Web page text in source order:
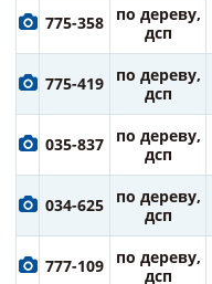
775-358
по дереву,
дсп
775-419
по дереву,
дсп
035-837
по дереву,
дсп
034-625
по дереву,
дсп
777-109
по дереву,
дсп